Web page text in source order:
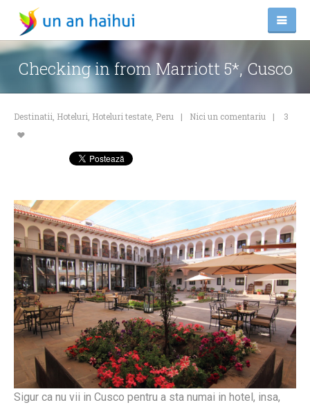
Checking in from Marriott 5*, Cusco
Destinatii Hoteluri Hoteluri testate Peru Nici un comentariu 3
Sigur ca nu vii in Cusco pentru a sta numai in hotel, insa,